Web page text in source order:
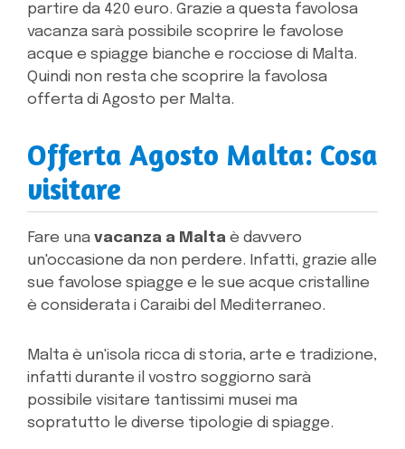
partire da 420 euro. Grazie a questa favolosa
vacanza sarà possibile scoprire le favolose
acque e spiagge bianche e rocciose di Malta.
Quindi non resta che scoprire la favolosa
offerta di Agosto per Malta.
Offerta Agosto Malta: Cosa
visitare
Fare una vacanza a Malta è davvero
un'occasione da non perdere. Infatti, grazie alle
sue favolose spiagge e le sue acque cristalline
è considerata i Caraibi del Mediterraneo.
Malta è un'isola ricca di storia, arte e tradizione,
infatti durante il vostro soggiorno sarà
possibile visitare tantissimi musei ma
sopratutto le diverse tipologie di spiagge.